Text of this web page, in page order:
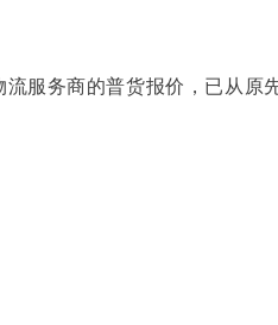
流服务商的普货报价，已从原